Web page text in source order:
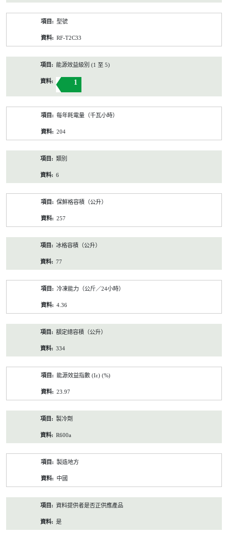
型號
RF-T2C33
能源效益級別 (1 至 5)
1
每年耗電量（千瓦小時）
204
類別
6
保鮮格容積（公升）
257
冰格容積（公升）
77
冷凍能力（公斤／24小時）
4.36
額定總容積（公升）
334
能源效益指數 (Iε) (%)
23.97
製冷劑
R600a
製造地方
中國
資料提供者是否正供應產品
是